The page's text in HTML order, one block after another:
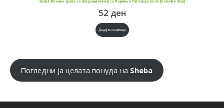
Sheba Влажна храна за Возрасни мачки со Парчиња Пилешко во сос [Кесичка 85гр]
52 ден
Додај во кошница
Погледни ја целата понуда на Sheba